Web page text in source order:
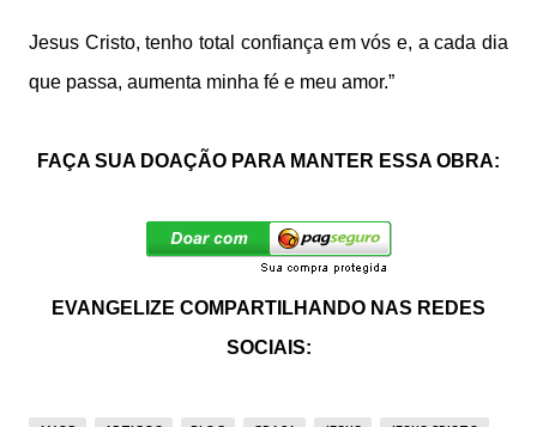
Jesus Cristo, tenho total confiança em vós e, a cada dia
que passa, aumenta minha fé e meu amor.”
FAÇA SUA DOAÇÃO PARA MANTER ESSA OBRA:
EVANGELIZE COMPARTILHANDO NAS REDES
SOCIAIS: